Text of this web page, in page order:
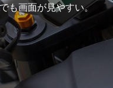
も画面が見やすい。